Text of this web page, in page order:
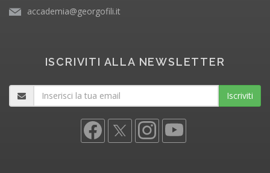
accademia@georgofili.it
ISCRIVITI ALLA NEWSLETTER
Iscriviti